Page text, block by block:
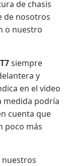
de chasis
de nosotros
o nuestro
siempre
y
en el video
medida podría
cuenta que
poco más
nuestros